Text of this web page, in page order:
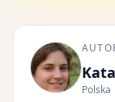
Polska